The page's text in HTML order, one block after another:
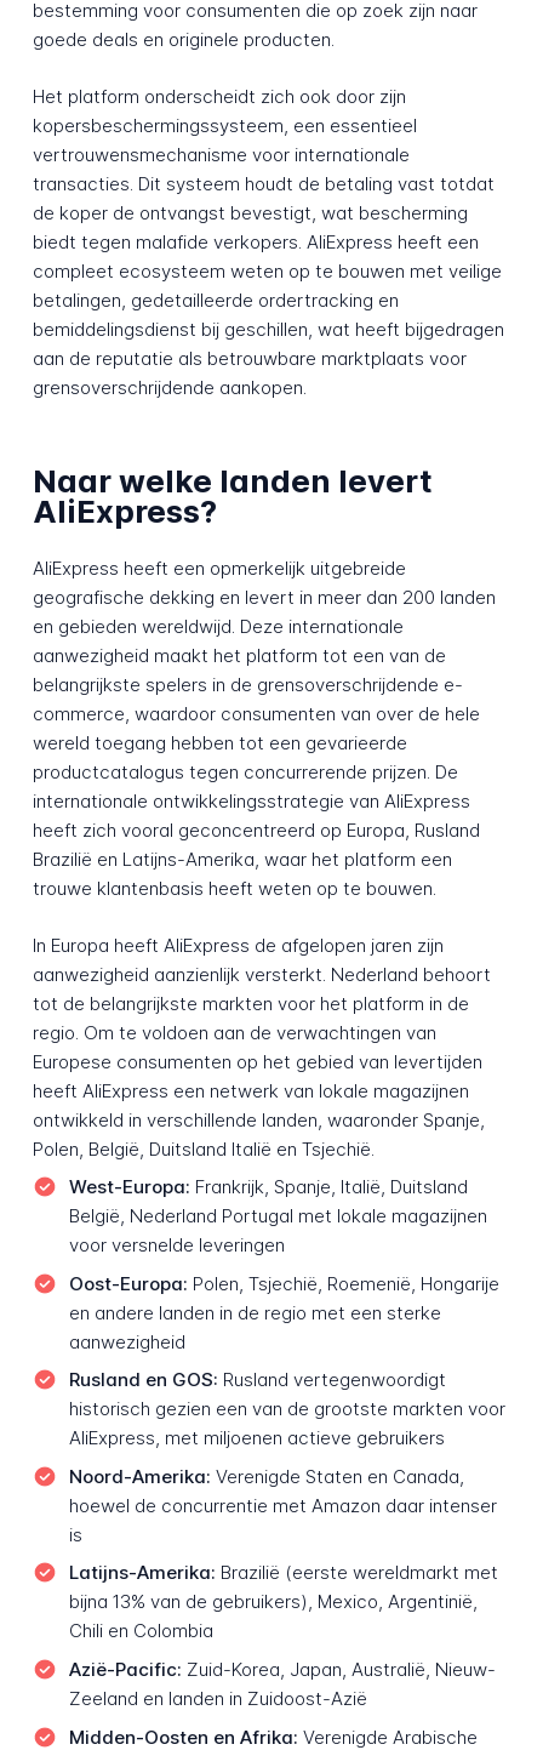
bestemming voor consumenten die op zoek zijn naar
goede deals en originele producten.
Het platform onderscheidt zich ook door zijn
kopersbeschermingssysteem, een essentieel
vertrouwensmechanisme voor internationale
transacties. Dit systeem houdt de betaling vast totdat
de koper de ontvangst bevestigt, wat bescherming
biedt tegen malafide verkopers. AliExpress heeft een
compleet ecosysteem weten op te bouwen met veilige
betalingen, gedetailleerde ordertracking en
bemiddelingsdienst bij geschillen, wat heeft bijgedragen
aan de reputatie als betrouwbare marktplaats voor
grensoverschrijdende aankopen.
Naar welke landen levert
AliExpress?
AliExpress heeft een opmerkelijk uitgebreide
geografische dekking en levert in meer dan 200 landen
en gebieden wereldwijd. Deze internationale
aanwezigheid maakt het platform tot een van de
belangrijkste spelers in de grensoverschrijdende e-
commerce, waardoor consumenten van over de hele
wereld toegang hebben tot een gevarieerde
productcatalogus tegen concurrerende prijzen. De
internationale ontwikkelingsstrategie van AliExpress
heeft zich vooral geconcentreerd op Europa, Rusland
Brazilië en Latijns-Amerika, waar het platform een
trouwe klantenbasis heeft weten op te bouwen.
In Europa heeft AliExpress de afgelopen jaren zijn
aanwezigheid aanzienlijk versterkt. Nederland behoort
tot de belangrijkste markten voor het platform in de
regio. Om te voldoen aan de verwachtingen van
Europese consumenten op het gebied van levertijden
heeft AliExpress een netwerk van lokale magazijnen
ontwikkeld in verschillende landen, waaronder Spanje,
Polen, België, Duitsland Italië en Tsjechië.
West-Europa: Frankrijk, Spanje, Italië, Duitsland
België, Nederland Portugal met lokale magazijnen
voor versnelde leveringen
Oost-Europa: Polen, Tsjechië, Roemenië, Hongarije
en andere landen in de regio met een sterke
aanwezigheid
Rusland en GOS: Rusland vertegenwoordigt
historisch gezien een van de grootste markten voor
AliExpress, met miljoenen actieve gebruikers
Noord-Amerika: Verenigde Staten en Canada,
hoewel de concurrentie met Amazon daar intenser
is
Latijns-Amerika: Brazilië (eerste wereldmarkt met
bijna 13% van de gebruikers), Mexico, Argentinië,
Chili en Colombia
Azië-Pacific: Zuid-Korea, Japan, Australië, Nieuw-
Zeeland en landen in Zuidoost-Azië
Midden-Oosten en Afrika: Verenigde Arabische